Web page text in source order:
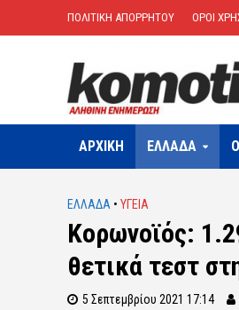
ΠΟΛΙΤΙΚΗ ΑΠΟΡΡΗΤΟΥ ΟΡΟΙ
ΑΡΧΙΚΗ ΕΛΛΑΔΑ
ΕΛΛΑΔΑ • ΥΓΕΙΑ
Κορωνοϊός:
θετικά τεστ
5 Σεπτεμβρίου 2021 17:14